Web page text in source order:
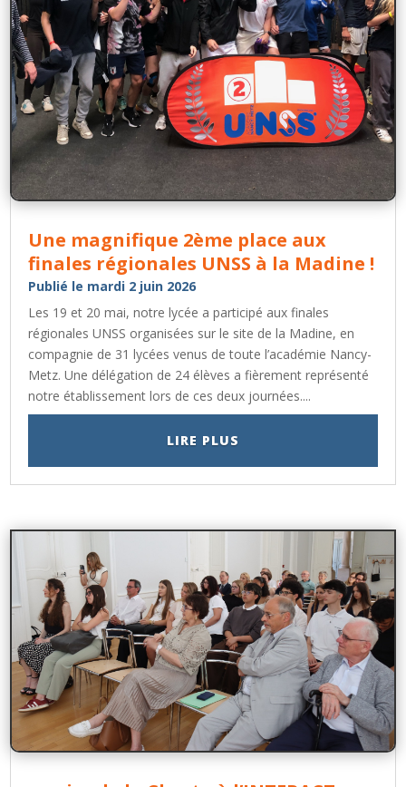
Une magnifique 2ème place aux
finales régionales UNSS à la Madine !
Publié le mardi 2 juin 2026
Les 19 et 20 mai, notre lycée a participé aux finales
régionales UNSS organisées sur le site de la Madine, en
compagnie de 31 lycées venus de toute l’académie Nancy-
Metz. Une délégation de 24 élèves a fièrement représenté
notre établissement lors de ces deux journées....
LIRE PLUS